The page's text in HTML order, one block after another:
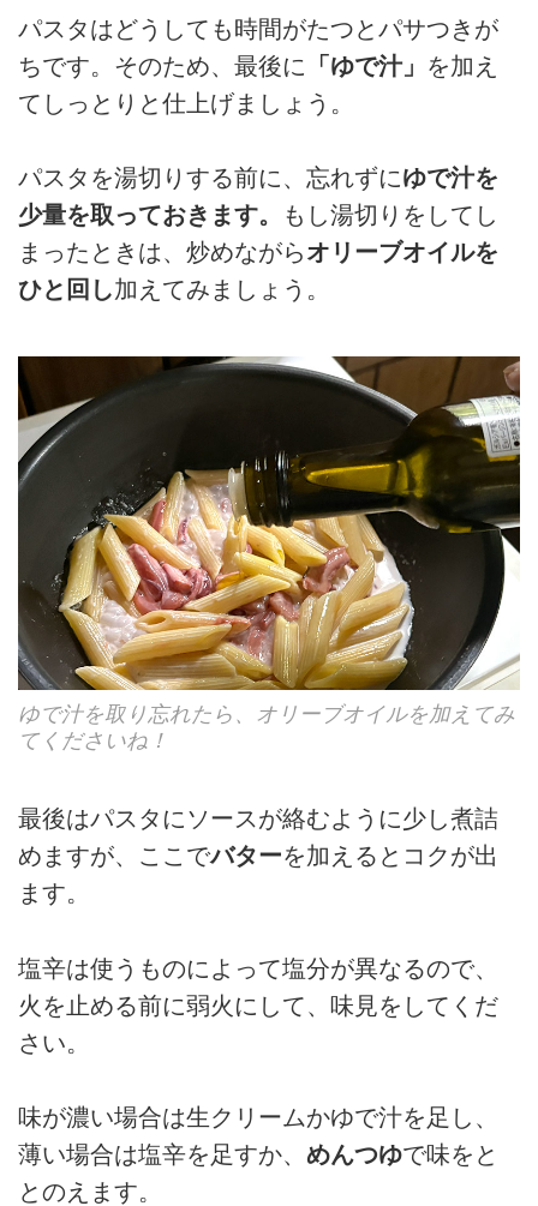
パスタはどうしても時間がたつとパサつきが
ちです。そのため、最後に 「ゆで汁」 を加え
てしっとりと仕上げましょう。
パスタを湯切りする前に、忘れずにゆで汁を
少量を取っておきます。
もし湯切りをしてし
まったときは、炒めながらオリーブオイルを
ひと回し加えてみましょう。
ゆで汁を取り忘れたら、オリーブオイルを加えてみ
てくださいね！
最後はパスタにソースが絡むように少し煮詰
めますが、ここでバターを加えるとコクが出
ます。
塩辛は使うものによって塩分が異なるので、
火を止める前に弱火にして、味見をしてくだ
さい。
味が濃い場合は生クリームかゆで汁を足し、
薄い場合は塩辛を足すか、 めんつゆで味をと
とのえます。